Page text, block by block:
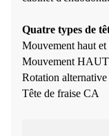
Quatre types de
Mouvement haut et
Mouvement
Rotation alternative
Tête de fraise CA